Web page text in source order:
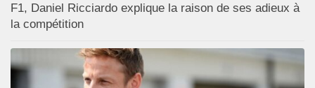
F1, Daniel Ricciardo explique la raison de ses adieux à
la compétition